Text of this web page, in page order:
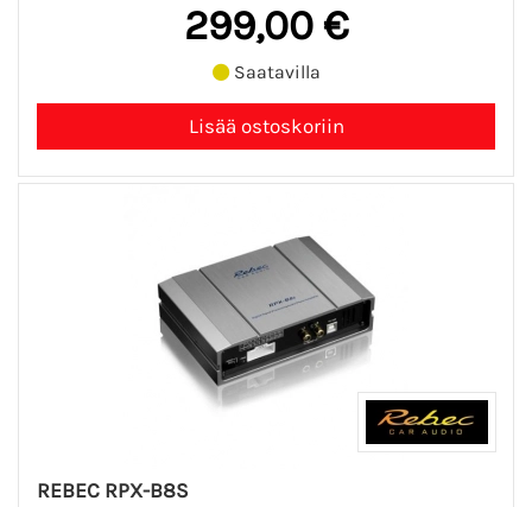
299,00 €
Saatavilla
REBEC RPX-B8S